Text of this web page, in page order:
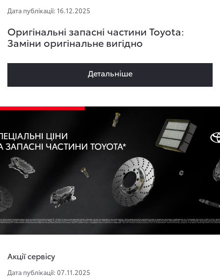
Дата публікації: 16.12.2025
Оригінальні запасні частини Toyota:
Заміни оригінальне вигідно
Детальнiше
Акції сервісу
Дата публікації: 07.11.2025